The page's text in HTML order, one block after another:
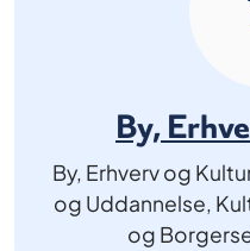
By,
By, Erhverv og
og Uddannelse,
og